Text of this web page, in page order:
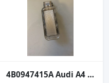
4B0947415A Audi A4 2014 kapı uyarı lambası reklektör